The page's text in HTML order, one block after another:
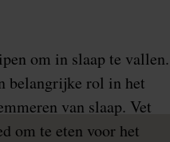
om in slaap te vallen.
belangrijke rol in het
van slaap. Vet
om te eten voor het